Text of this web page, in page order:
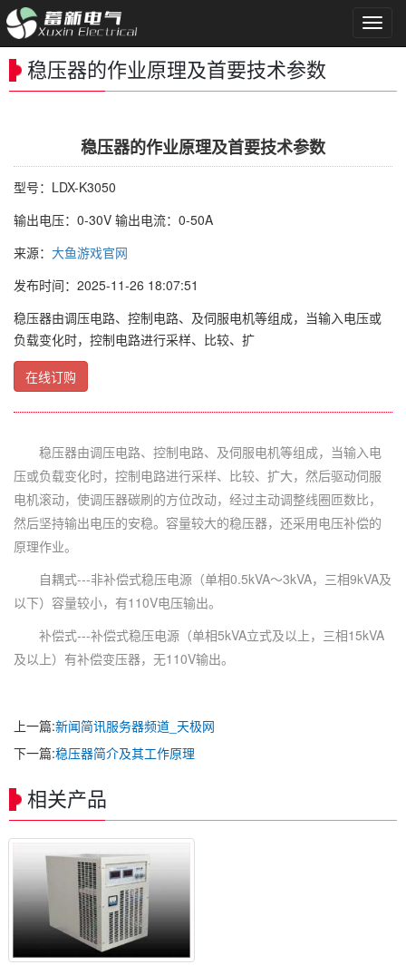
导
航
稳压器的作业原理及首要技术参数
稳压器的作业原理及首要技术参数
型号：LDX-K3050
输出电压：0-30V 输出电流：0-50A
来源： 大鱼游戏官网
发布时间：2025-11-26 18:07:51
稳压器由调压电路、控制电路、及伺服电机等组成，当输入电压或
负载变化时，控制电路进行采样、比较、扩
在线订购
稳压器由调压电路、控制电路、及伺服电机等组成，当输入电
压或负载变化时，控制电路进行采样、比较、扩大，然后驱动伺服
电机滚动，使调压器碳刷的方位改动，经过主动调整线圈匝数比，
然后坚持输出电压的安稳。容量较大的稳压器，还采用电压补偿的
原理作业。
自耦式---非补偿式稳压电源（单相0.5kVA～3kVA，三相9kVA及
以下）容量较小，有110V电压输出。
补偿式---补偿式稳压电源（单相5kVA立式及以上，三相15kVA
及以上）有补偿变压器，无110V输出。
上一篇:新闻简讯服务器频道_天极网
下一篇:稳压器简介及其工作原理
相关产品